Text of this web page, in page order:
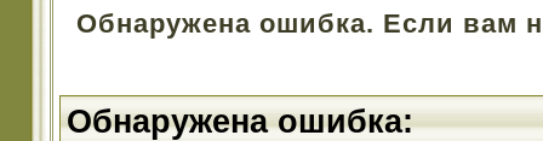
Обнаружена ошибка. Если вам
Обнаружена ошибка: